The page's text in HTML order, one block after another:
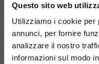
Questo sito web
Utilizziamo i cookie per
annunci, per fornire
analizzare il nostro
informazioni sul modo